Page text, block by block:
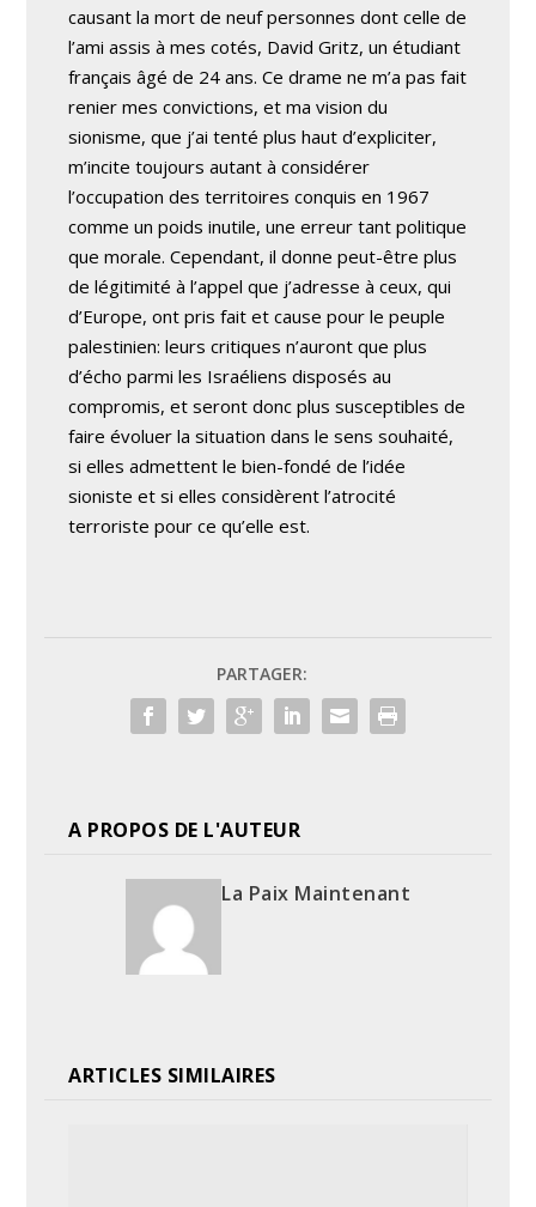
causant la mort de neuf personnes dont celle de
l’ami assis à mes cotés, David Gritz, un étudiant
français âgé de 24 ans. Ce drame ne m’a pas fait
renier mes convictions, et ma vision du
sionisme, que j’ai tenté plus haut d’expliciter,
m’incite toujours autant à considérer
l’occupation des territoires conquis en 1967
comme un poids inutile, une erreur tant politique
que morale. Cependant, il donne peut-être plus
de légitimité à l’appel que j’adresse à ceux, qui
d’Europe, ont pris fait et cause pour le peuple
palestinien: leurs critiques n’auront que plus
d’écho parmi les Israéliens disposés au
compromis, et seront donc plus susceptibles de
faire évoluer la situation dans le sens souhaité,
si elles admettent le bien-fondé de l’idée
sioniste et si elles considèrent l’atrocité
terroriste pour ce qu’elle est.
PARTAGER:
A PROPOS DE L'AUTEUR
La Paix Maintenant
ARTICLES SIMILAIRES